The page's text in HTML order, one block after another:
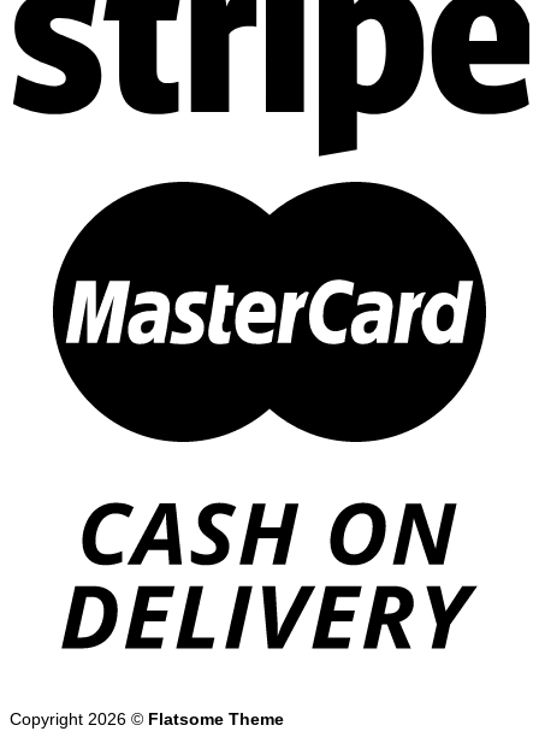
Copyright 2026 © Flatsome Theme